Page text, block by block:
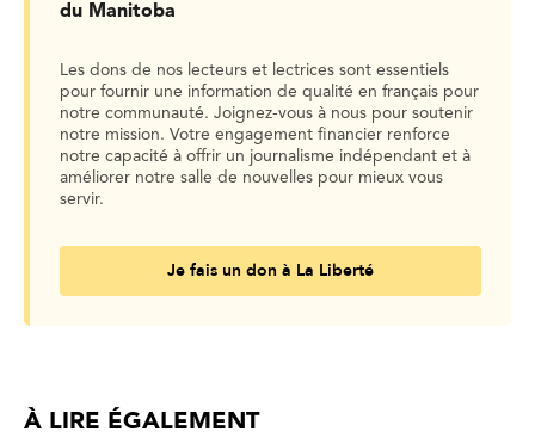
du Manitoba
Les dons de nos lecteurs et lectrices sont essentiels
pour fournir une information de qualité en français pour
notre communauté. Joignez-vous à nous pour soutenir
notre mission. Votre engagement financier renforce
notre capacité à offrir un journalisme indépendant et à
améliorer notre salle de nouvelles pour mieux vous
servir.
Je fais un don à La Liberté
À LIRE ÉGALEMENT